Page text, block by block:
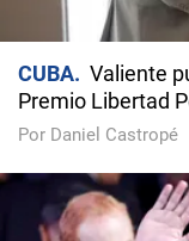
CUBA
Valiente
Premio Libertad
Por Daniel Castropé